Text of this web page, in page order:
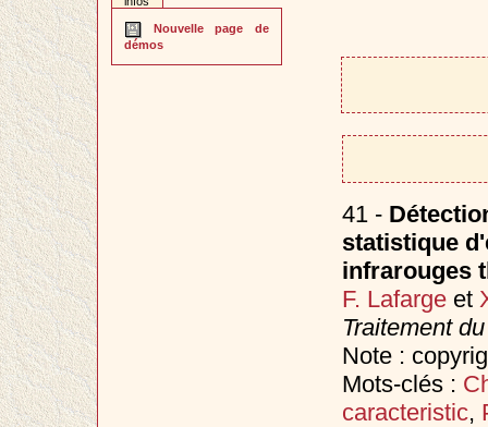
Nouvelle page de
démos
41 -
statistique
infrarouges
F. Lafargeet
Traitement
Note :
Mots-clés :
caracteristic,